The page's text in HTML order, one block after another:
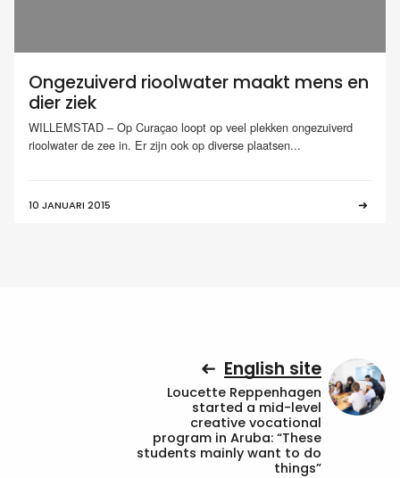
Ongezuiverd rioolwater maakt mens en
dier ziek
WILLEMSTAD – Op Curaçao loopt op veel plekken ongezuiverd
rioolwater de zee in. Er zijn ook op diverse plaatsen...
10 JANUARI 2015
English site
Loucette Reppenhagen
started a mid-level
creative vocational
program in Aruba: “These
students mainly want to do
things”